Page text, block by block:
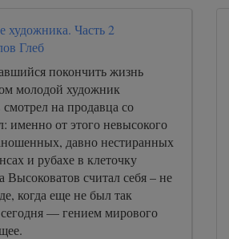
художника. Часть 2
Глеб
покончить жизнь
молодой художник
на продавца со
именно от этого невысокого
давно нестиранных
и рубахе в клеточку
Высоковатов считал себя – не
когда еще не был так
— гением мирового